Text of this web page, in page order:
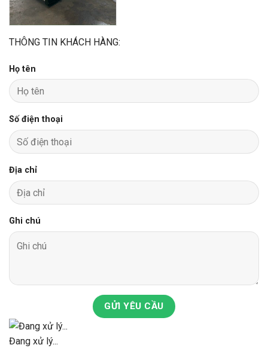
THÔNG TIN KHÁCH HÀNG:
Họ tên
Số điện thoại
Địa chỉ
Ghi chú
GỬI YÊU CẦU
Đang xử lý...